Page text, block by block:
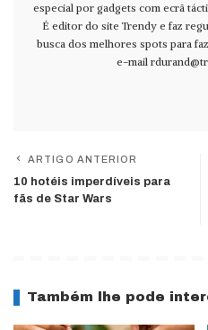
especial por gadgets com ecrã
É editor do site Trendy e faz
busca dos melhores spots para
e-mail
ARTIGO ANTERIOR
10 hotéis imperdíveis para
fãs de Star Wars
Também lhe pode